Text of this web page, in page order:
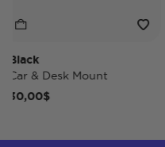
& Desk Mount